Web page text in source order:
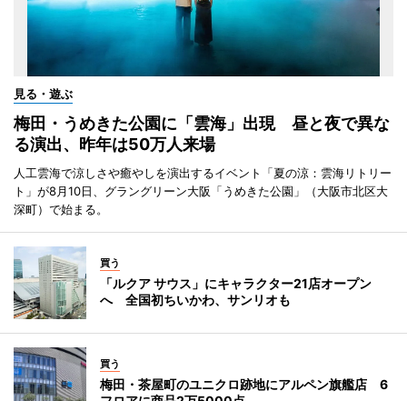
見る・遊ぶ
梅田・うめきた公園に「雲海」出現 昼と夜で異な
る演出、昨年は50万人来場
人工雲海で涼しさや癒やしを演出するイベント「夏の涼：雲海リトリー
ト」が8月10日、グラングリーン大阪「うめきた公園」（大阪市北区大
深町）で始まる。
買う
「ルクア サウス」にキャラクター21店オープン
へ 全国初ちいかわ、サンリオも
買う
梅田・茶屋町のユニクロ跡地にアルペン旗艦店 6